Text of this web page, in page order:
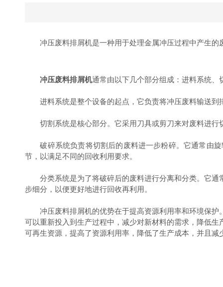
冲压废料排屑机是一种用于处理金属冲压过程中产生的
冲压废料排屑机通常由以下几个部分组成：进料系统
进料系统是整个设备的起点，它负责将冲压废料输送到
切割系统是核心部分。它采用刀具或剪刀来对废料进行
破碎系统负责将切割后的废料进一步粉碎。它通常由旋
节，以满足不同的回收利用要求。
分类系统是为了将破碎后的废料进行分离和分类。它通
步细分，以便更好地进行回收再利用。
冲压废料排屑机的优势在于提高资源利用率和环境保护
可以重新投入到生产过程中，减少对新材料的需求，降低
可再生资源，提高了资源利用率，降低了生产成本，并且